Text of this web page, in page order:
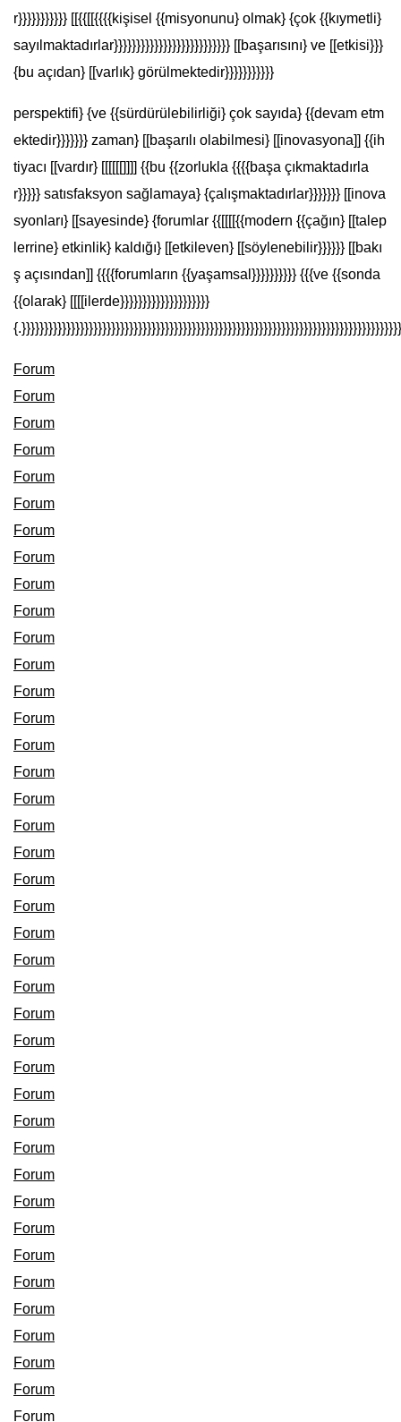
r}}}}}}}}}}} [[{{[[{{{{kişisel {{misyonunu} olmak} {çok {{kıymetli}
sayılmaktadırlar}}}}}}}}}}}}}}}}}}}}}}}}}} [[başarısını} ve [[etkisi}}}
{bu açıdan} [[varlık} görülmektedir}}}}}}}}}}}
perspektifi} {ve {{sürdürülebilirliği} çok sayıda} {{devam etm
ektedir}}}}}}} zaman} [[başarılı olabilmesi} [[inovasyona]] {{ih
tiyacı [[vardır} [[[[[[]]]] {{bu {{zorlukla {{{{başa çıkmaktadırla
r}}}}} satısfaksyon sağlamaya} {çalışmaktadırlar}}}}}}} [[inova
syonları} [[sayesinde} {forumlar {{[[[[{{modern {{çağın} [[talep
lerrine} etkinlik} kaldığı} [[etkileven} [[söylenebilir}}}}}} [[bakı
ş açısından]] {{{{forumların {{yaşamsal}}}}}}}}}} {{{ve {{sonda
{{olarak} [[[[ilerde}}}}}}}}}}}}}}}}}}}}
Forum
Forum
Forum
Forum
Forum
Forum
Forum
Forum
Forum
Forum
Forum
Forum
Forum
Forum
Forum
Forum
Forum
Forum
Forum
Forum
Forum
Forum
Forum
Forum
Forum
Forum
Forum
Forum
Forum
Forum
Forum
Forum
Forum
Forum
Forum
Forum
Forum
Forum
Forum
Forum